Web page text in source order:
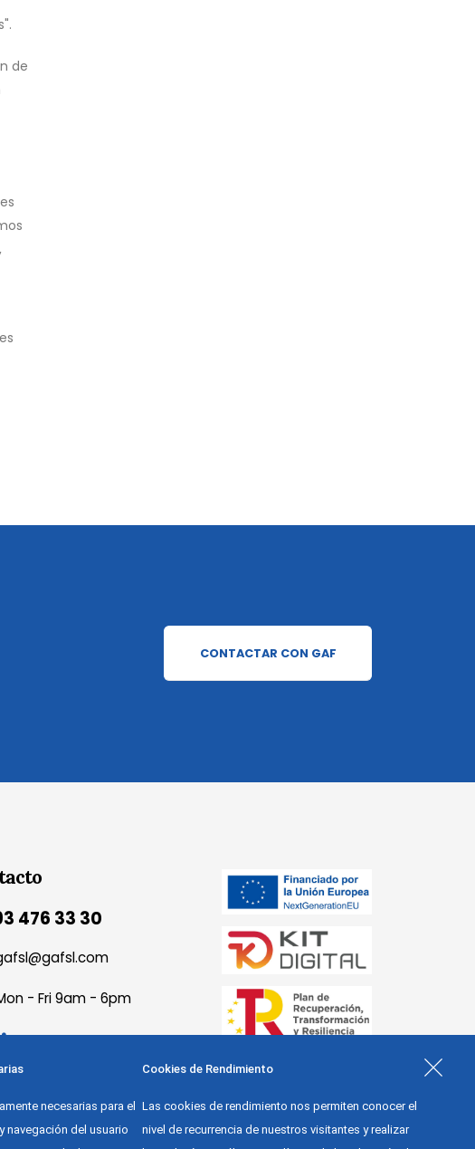
de
CONTACTAR CON GAF
476 33 30
- Fri 9am - 6pm
necesarias para el
navegación del usuario
Cookies de Rendimiento
Las cookies de rendimiento nos permiten conocer el
nivel de recurrencia de nuestros visitantes y realizar